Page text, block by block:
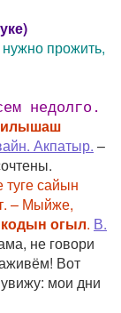
прожить,
недолго.
илышаш
Акпатыр. –
сайын
– Мыйже,
кодын огыл. В.
не говори
Вот
мои дни